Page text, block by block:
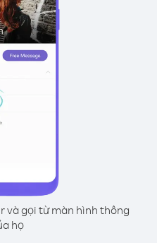
và gọi từ màn hình thông
họ